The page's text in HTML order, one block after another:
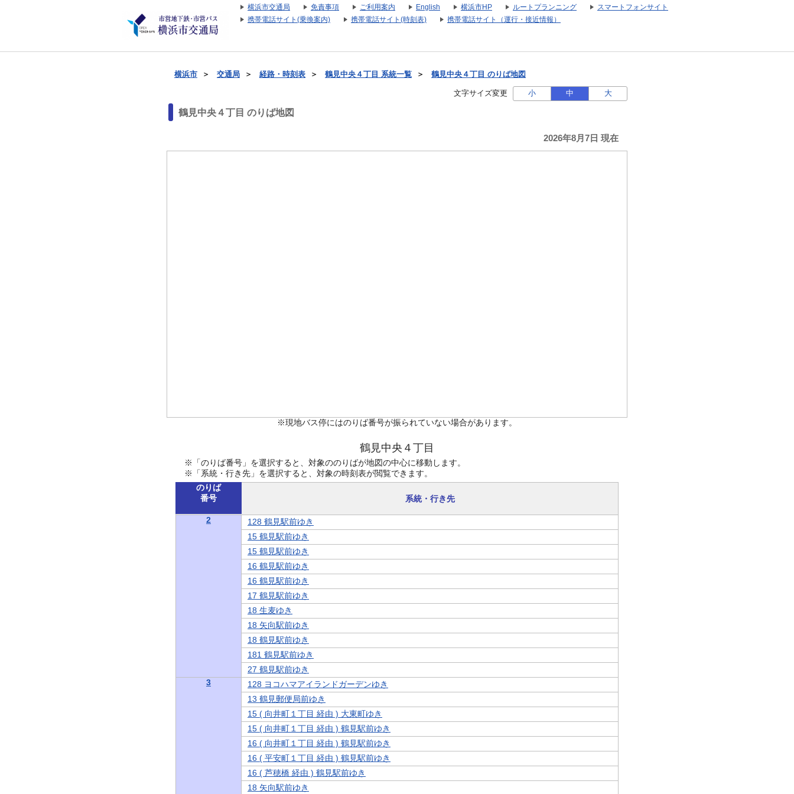
横浜市交通局 免責事項 ご利用案内 English 横浜市HP ルートプランニング
スマートフォンサイト
携帯電話サイト(乗換案内)
携帯電話サイト(時刻表) 携帯電話サイト（運行・接近情報）
横浜市 ＞ 交通局 ＞ 経路・時刻表 ＞ 鶴見中央４丁目 系統一覧 ＞ 鶴見中央４丁目 のりば地図
文字サイズ変更 小 中 大
鶴見中央４丁目 のりば地図
2026年8月7日 現在
※現地バス停にはのりば番号が振られていない場合があります。
鶴見中央４丁目
※「のりば番号」を選択すると、対象ののりばが地図の中心に移動します。
※「系統・行き先」を選択すると、対象の時刻表が閲覧できます。
のりば
番号
系統・行き先
2
128 鶴見駅前ゆき
15 鶴見駅前ゆき
15 鶴見駅前ゆき
16 鶴見駅前ゆき
16 鶴見駅前ゆき
17 鶴見駅前ゆき
18 生麦ゆき
18 矢向駅前ゆき
18 鶴見駅前ゆき
181 鶴見駅前ゆき
27 鶴見駅前ゆき
3
128 ヨコハマアイランドガーデンゆき
13 鶴見郵便局前ゆき
15 ( 向井町１丁目 経由 ) 大東町ゆき
15 ( 向井町１丁目 経由 ) 鶴見駅前ゆき
16 ( 向井町１丁目 経由 ) 鶴見駅前ゆき
16 ( 平安町１丁目 経由 ) 鶴見駅前ゆき
16 ( 芦穂橋 経由 ) 鶴見駅前ゆき
18 矢向駅前ゆき